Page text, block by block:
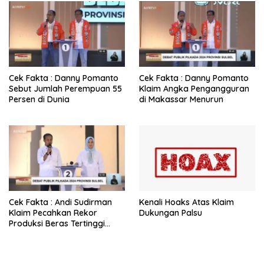
Cek Fakta : Danny Pomanto
Sebut Jumlah Perempuan 55
Persen di Dunia
Cek Fakta : Danny Pomanto
Klaim Angka Pengangguran
di Makassar Menurun
Cek Fakta : Andi Sudirman
Klaim Pecahkan Rekor
Produksi Beras Tertinggi
Kenali Hoaks Atas Klaim
Dukungan Palsu